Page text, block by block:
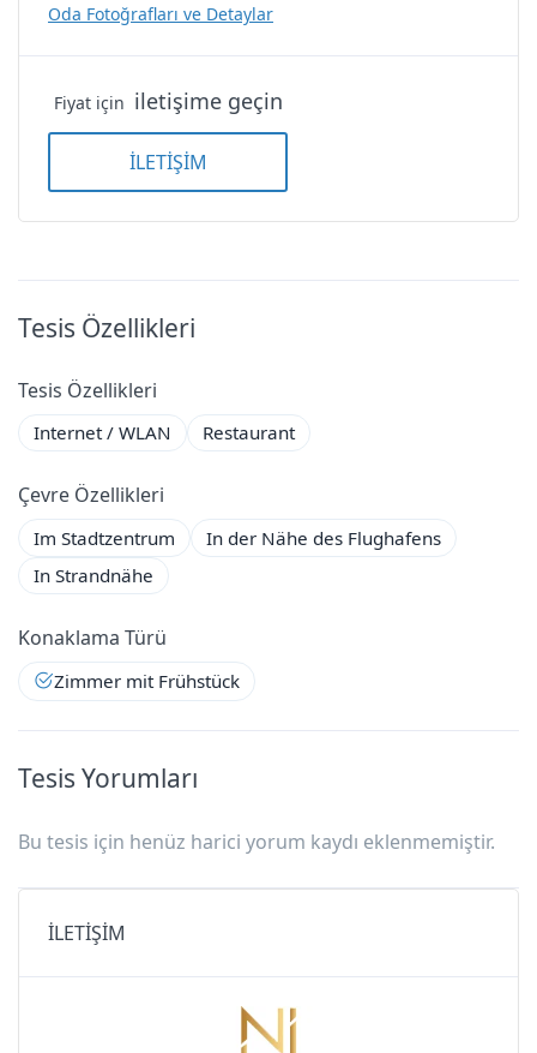
Elektronische Kasse
Haartrockner
Klimaanlage
Minibar
TV
Wi-Fi
Oda Fotoğrafları ve Detaylar
Doppelzimmer — Standart
Oda Özellikleri
Arbeitstisch
Dusche/WC
Elektrischer Wasserkocher
Elektronische Kasse
Fiyat için iletişime geçin
İLETİŞİM
Tesis Özellikleri
Tesis Özellikleri
Internet / WLAN Restaurant
Çevre Özellikleri
Im Stadtzentrum
In der Nähe des Flughafens
In Strandnähe
Konaklama Türü
Zimmer mit Frühstück
Tesis Yorumları
Bu tesis için henüz harici yorum kaydı eklenmemiştir.
İLETİŞİM